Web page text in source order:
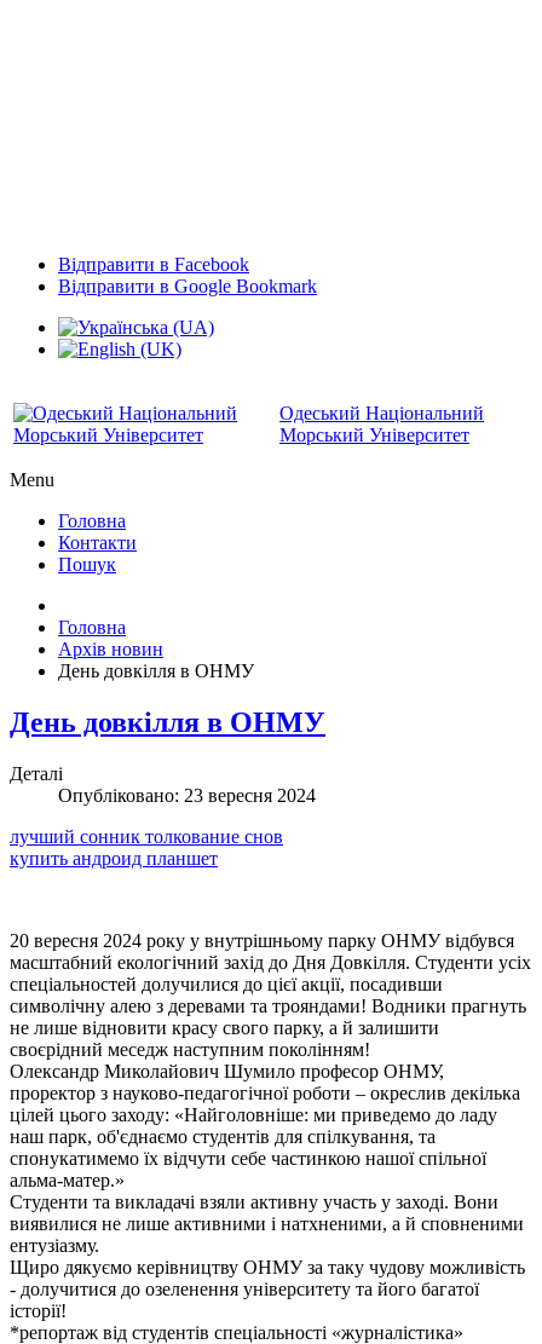
Відправити в Facebook
Відправити в Google Bookmark
Одеський Національний
Морський Університет
Menu
Головна
Контакти
Пошук
Головна
Архів новин
День довкілля в ОНМУ
День довкілля в ОНМУ
Деталі
Опубліковано: 23 вересня 2024
лучший сонник толкование снов
купить андроид планшет
20 вересня 2024 року у внутрішньому парку ОНМУ відбувся
масштабний екологічний захід до Дня Довкілля. Студенти усіх
спеціальностей долучилися до цієї акції, посадивши
символічну алею з деревами та трояндами! Водники прагнуть
не лише відновити красу свого парку, а й залишити
своєрідний меседж наступним поколінням!
Олександр Миколайович Шумило професор ОНМУ,
проректор з науково-педагогічної роботи – окреслив декілька
цілей цього заходу: «Найголовніше: ми приведемо до ладу
наш парк, об'єднаємо студентів для спілкування, та
спонукатимемо їх відчути себе частинкою нашої спільної
альма-матер.»
Студенти та викладачі взяли активну участь у заході. Вони
виявилися не лише активними і натхненими, а й сповненими
ентузіазму.
Щиро дякуємо керівництву ОНМУ за таку чудову можливість
- долучитися до озеленення університету та його багатої
історії!
*репортаж від студентів спеціальності «журналістика»